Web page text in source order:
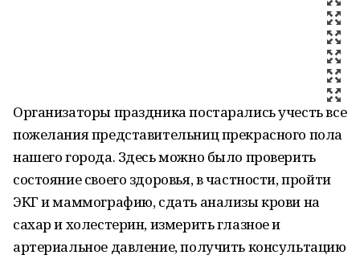
Организаторы праздника постарались учесть все
пожелания представительниц прекрасного пола
нашего города. Здесь можно было проверить
состояние своего здоровья, в частности, пройти
ЭКГ и маммографию, сдать анализы крови на
сахар и холестерин, измерить глазное и
артериальное давление, получить консультацию